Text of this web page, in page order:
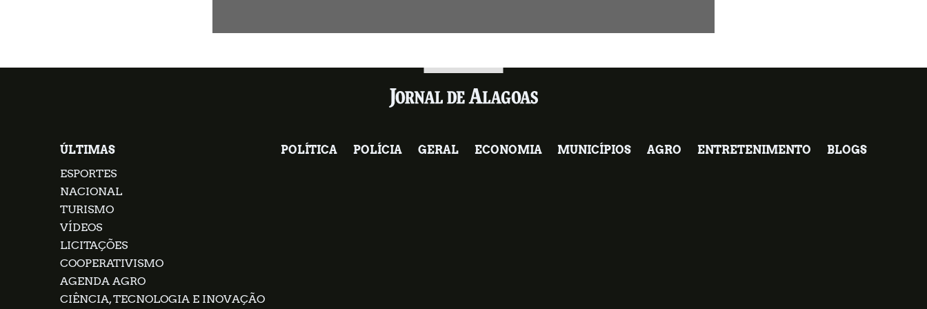
ÚLTIMAS
ESPORTES
NACIONAL
TURISMO
VÍDEOS
LICITAÇÕES
COOPERATIVISMO
AGENDA AGRO
CIÊNCIA, TECNOLOGIA E INOVAÇÃO
POLÍTICA POLÍCIA GERAL ECONOMIA MUNICÍPIOS AGRO ENTRETENIMENTO BLOGS